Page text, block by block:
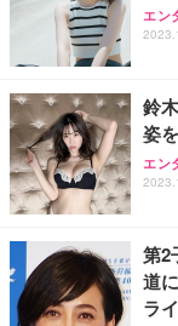
エン
鈴
姿
エン
第2
道
ラ